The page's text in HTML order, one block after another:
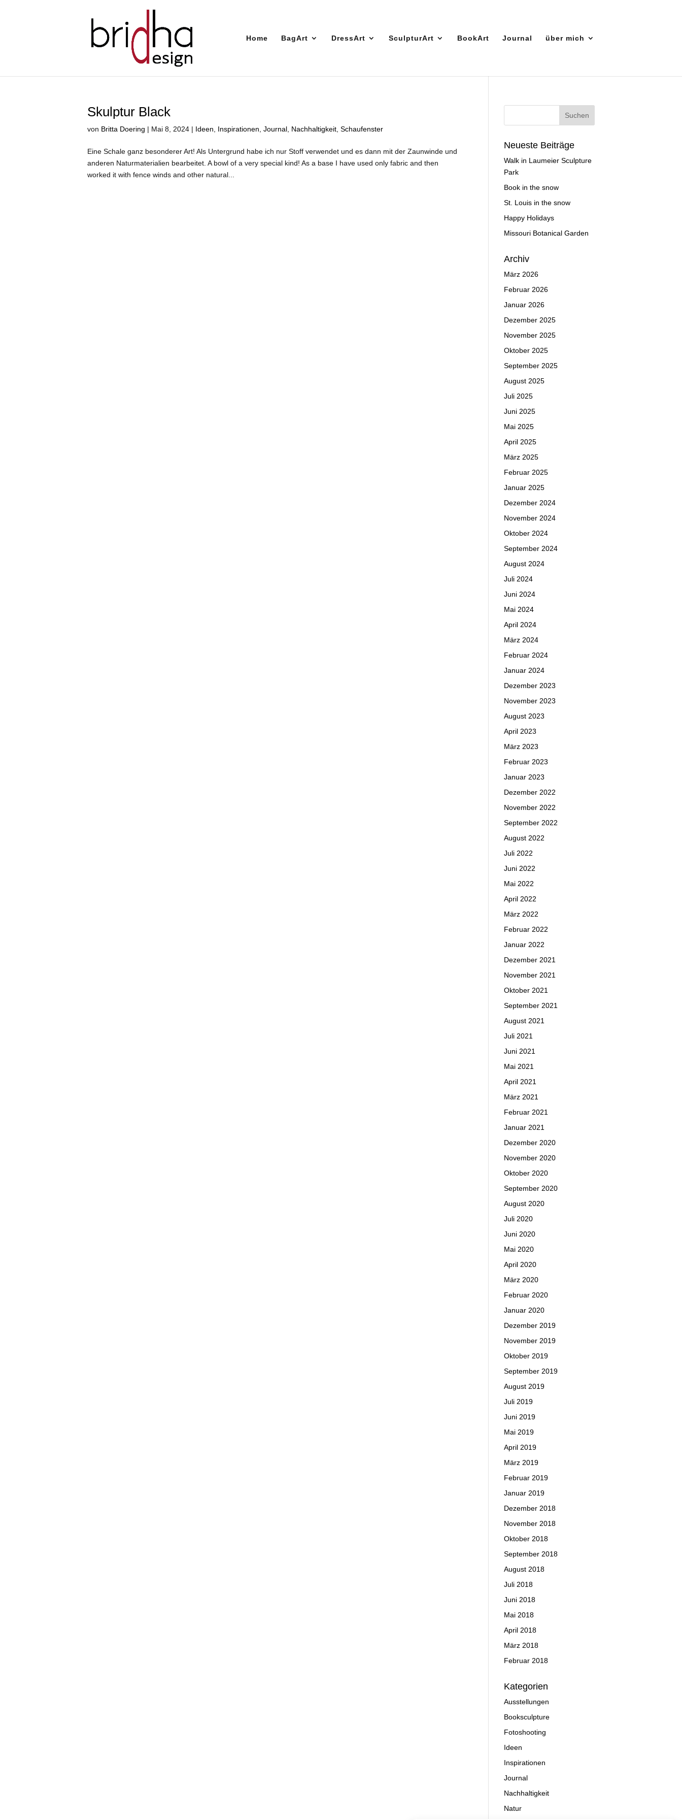
Home BagArt DressArt SculpturArt BookArt Journal über mich
Skulptur Black
von Britta Doering | Mai 8, 2024 | Ideen Inspirationen Journal Nachhaltigkeit Schaufenster
Eine Schale ganz besonderer Art! Als Untergrund habe ich nur Stoff verwendet und es dann mit der Zaunwinde und
anderen Naturmaterialien bearbeitet. A bowl of a very special kind! As a base I have used only fabric and then
worked it with fence winds and other natural...
Neueste Beiträge
Walk in Laumeier Sculpture
Park
Book in the snow
St. Louis in the snow
Happy Holidays
Missouri Botanical Garden
Archiv
März 2026
Februar 2026
Januar 2026
Dezember 2025
November 2025
Oktober 2025
September 2025
August 2025
Juli 2025
Juni 2025
Mai 2025
April 2025
März 2025
Februar 2025
Januar 2025
Dezember 2024
November 2024
Oktober 2024
September 2024
August 2024
Juli 2024
Juni 2024
Mai 2024
April 2024
März 2024
Februar 2024
Januar 2024
Dezember 2023
November 2023
August 2023
April 2023
März 2023
Februar 2023
Januar 2023
Dezember 2022
November 2022
September 2022
August 2022
Juli 2022
Juni 2022
Mai 2022
April 2022
März 2022
Februar 2022
Januar 2022
Dezember 2021
November 2021
Oktober 2021
September 2021
August 2021
Juli 2021
Juni 2021
Mai 2021
April 2021
März 2021
Februar 2021
Januar 2021
Dezember 2020
November 2020
Oktober 2020
September 2020
August 2020
Juli 2020
Juni 2020
Mai 2020
April 2020
März 2020
Februar 2020
Januar 2020
Dezember 2019
November 2019
Oktober 2019
September 2019
August 2019
Juli 2019
Juni 2019
Mai 2019
April 2019
März 2019
Februar 2019
Januar 2019
Dezember 2018
November 2018
Oktober 2018
September 2018
August 2018
Juli 2018
Juni 2018
Mai 2018
April 2018
März 2018
Februar 2018
Kategorien
Ausstellungen
Booksculpture
Fotoshooting
Ideen
Inspirationen
Journal
Nachhaltigkeit
Natur